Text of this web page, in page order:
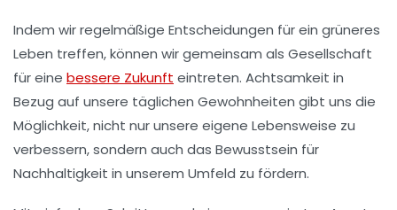
Indem wir regelmäßige Entscheidungen für ein grüneres
Leben treffen, können wir gemeinsam als Gesellschaft
für eine bessere Zukunft eintreten. Achtsamkeit in
Bezug auf unsere täglichen Gewohnheiten gibt uns die
Möglichkeit, nicht nur unsere eigene Lebensweise zu
verbessern, sondern auch das Bewusstsein für
Nachhaltigkeit in unserem Umfeld zu fördern.